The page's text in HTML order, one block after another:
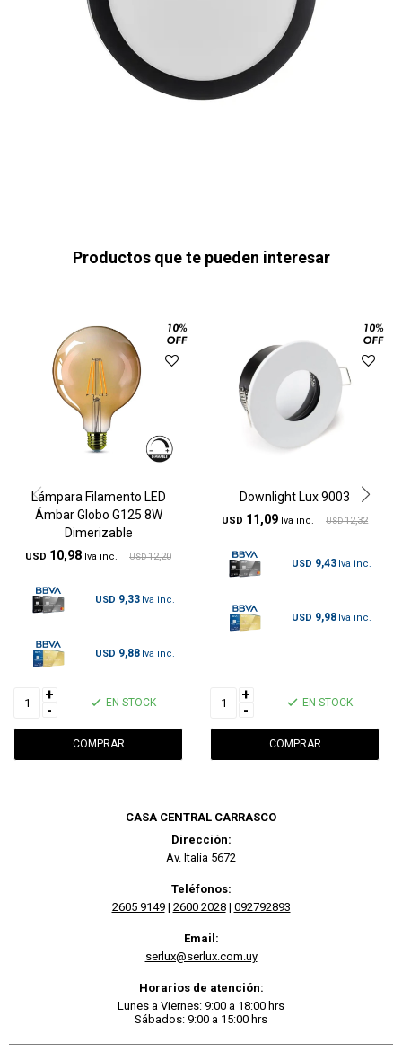
Productos que te pueden interesar
Lámpara Filamento LED
Ámbar Globo G125 8W
Dimerizable
USD 10,98 USD 12,20
USD 9,33
USD 9,88
+
-
EN STOCK
Downlight Lux 9003
USD 11,09 USD 12,32
USD 9,43
USD 9,98
+
-
EN STOCK
CASA CENTRAL CARRASCO
Dirección:
Av. Italia 5672
Teléfonos:
2605 9149| 2600 2028| 092792893
Email:
serlux@serlux.com.uy
Horarios de atención:
Lunes a Viernes: 9:00 a 18:00 hrs
Sábados: 9:00 a 15:00 hrs